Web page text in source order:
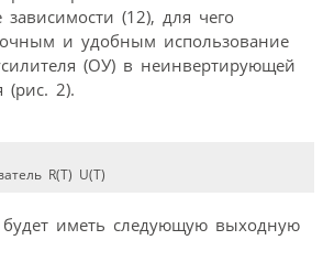
зависимости (12), для чего
и удобным использование
(ОУ) в неинвертирующей
(рис. 2).
R(T) U(T)
будет иметь следующую выходную